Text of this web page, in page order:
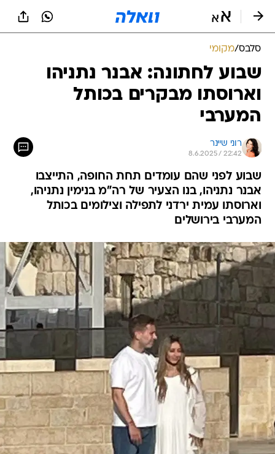
סלבס/מקומי
שבוע לחתונה: אבנר נתניהו
וארוסתו מבקרים בכותל
המערבי
רוני שיינר
8.6.2025 / 22:42
שבוע לפני שהם עומדים תחת החופה, התייצבו
אבנר נתניהו, בנו הצעיר של רה"מ בנימין נתניהו,
וארוסתו עמית ירדני לתפילה וצילומים בכותל
המערבי בירושלים